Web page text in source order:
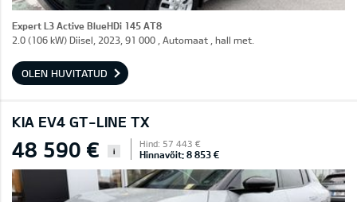
Expert L3 Active BlueHDi 145 AT8
2.0 (106 kW) Diisel, 2023, 91 000 , Automaat , hall met.
OLEN HUVITATUD
KIA EV4 GT-LINE TX
48 590 € i
Hind: 57 443 €
Hinnavõit: 8 853 €